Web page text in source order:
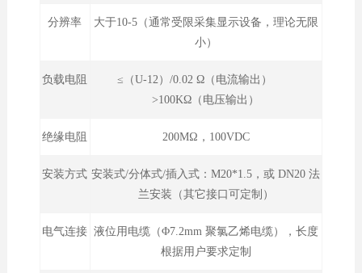
分辨率
大于10-5（通常受限采集显示设备，理论无限
小）
负载电阻
≤（U-12）/0.02 Ω（电流输出）
>100KΩ（电压输出）
绝缘电阻 200MΩ，100VDC
安装方式 安装式/分体式/插入式：M20*1.5，或 DN20 法
兰安装（其它接口可定制）
电气连接 液位用电缆（Φ7.2mm 聚氯乙烯电缆），长度
根据用户要求定制